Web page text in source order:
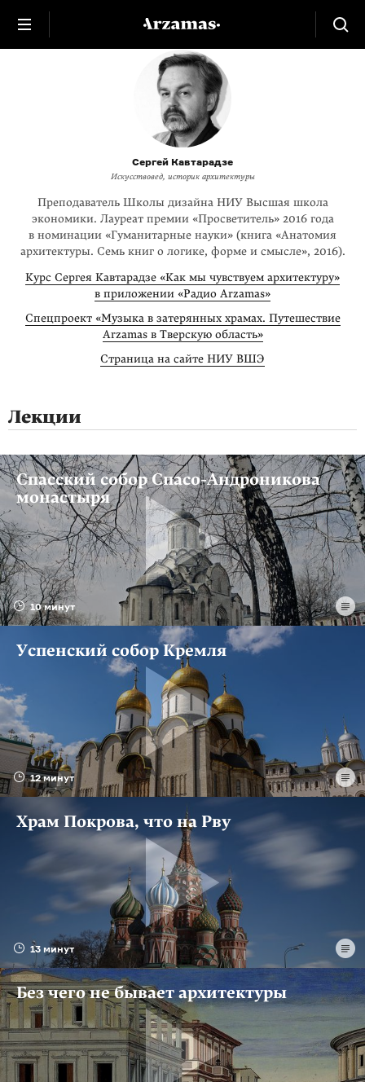
Сергей Кавтарадзе
Искусствовед, историк архитектуры
Преподаватель Школы дизайна НИУ Высшая школа
экономики. Лауреат премии «Просветитель» 2016 года
в номинации «Гуманитарные науки» (книга «Анатомия
архитектуры. Семь книг о логике, форме и смысле», 2016).
Курс Сергея Кавтарадзе «Как мы чувствуем архитектуру»
в приложении «Радио Arzamas»
Спецпроект «Музыка в затерянных храмах. Путешествие
Arzamas в Тверскую область»
Страница на сайте НИУ ВШЭ
Лекции
10 минут
Спасский собор Спасо-Андроникова
монастыря
12 минут
Успенский собор Кремля
13 минут
Храм Покрова, что на Рву
Без чего не бывает архитектуры